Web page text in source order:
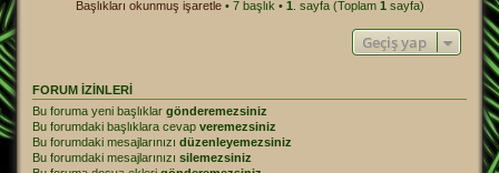
Başlıkları okunmuş işaretle• 7 başlık • 1 . sayfa (Toplam 1 sayfa)
Geçiş yap
FORUM IZINLERI
Bu foruma yeni başlıklar gönderemezsiniz
Bu forumdaki başlıklara cevap veremezsiniz
Bu forumdaki mesajlarınızı düzenleyemezsiniz
Bu forumdaki mesajlarınızı silemezsiniz